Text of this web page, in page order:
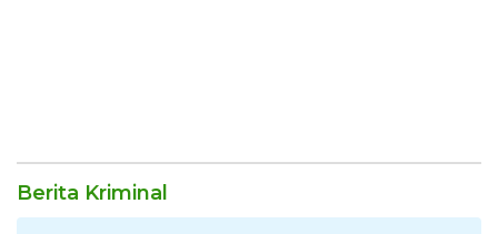
Berita Kriminal